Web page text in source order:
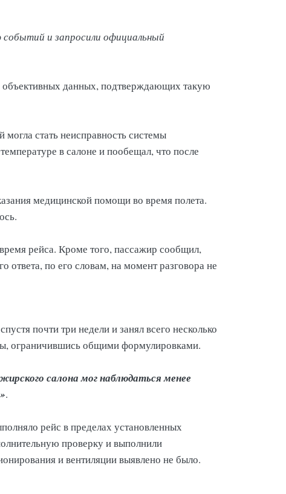
событий и запросили официальный
объективных данных, подтверждающих такую
стать неисправность системы
в салоне и пообещал, что после
медицинской помощи во время полета.
рейса. Кроме того, пассажир сообщил,
ответа, по его словам, на момент разговора не
почти три недели и занял всего несколько
ограничившись общими формулировками.
салона мог наблюдаться менее
.
рейс в пределах установленных
проверку и выполнили
и вентиляции выявлено не было.